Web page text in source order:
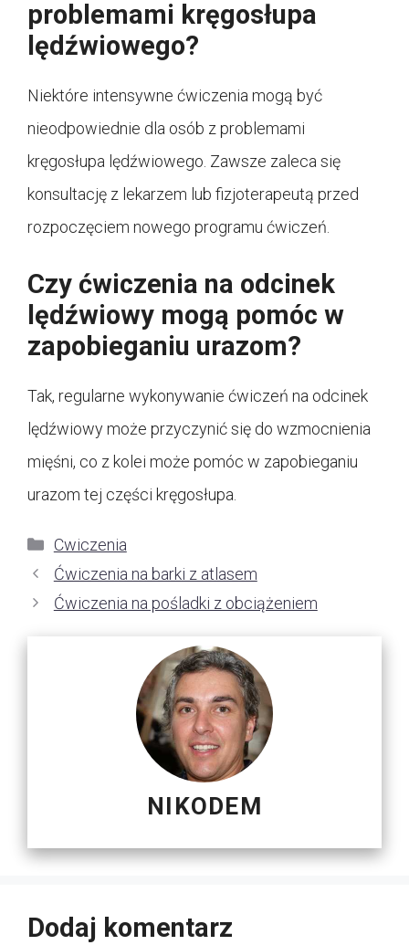
problemami kręgosłupa
lędźwiowego?
Niektóre intensywne ćwiczenia mogą być
nieodpowiednie dla osób z problemami
kręgosłupa lędźwiowego. Zawsze zaleca się
konsultację z lekarzem lub fizjoterapeutą przed
rozpoczęciem nowego programu ćwiczeń.
Czy ćwiczenia na odcinek
lędźwiowy mogą pomóc w
zapobieganiu urazom?
Tak, regularne wykonywanie ćwiczeń na odcinek
lędźwiowy może przyczynić się do wzmocnienia
mięśni, co z kolei może pomóc w zapobieganiu
urazom tej części kręgosłupa.
Kategorie
Cwiczenia
Ćwiczenia na barki z atlasem
Ćwiczenia na pośladki z obciążeniem
NIKODEM
Dodaj komentarz